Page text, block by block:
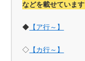
などを載せています
◆ 【ア行～】
◇ 【カ行～】